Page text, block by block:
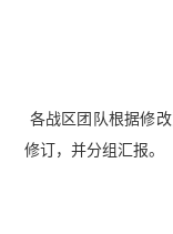
各战区团队根据修
修订，并分组汇报。